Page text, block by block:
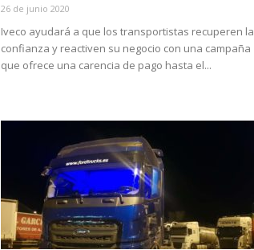
26 de junio 2020
Iveco ayudará a que los transportistas recuperen la
confianza y reactiven su negocio con una campaña
que ofrece una carencia de pago hasta el...